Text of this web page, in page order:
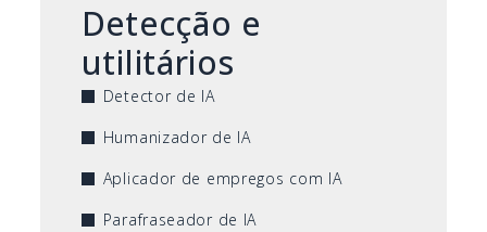
Detecção e
utilitários
Detector de IA
Humanizador de IA
Aplicador de empregos com IA
Parafraseador de IA